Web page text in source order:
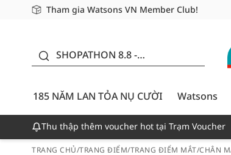
Tham gia Watsons VN Member Club!
Miễn phí giao hàng cho đơn hàng từ
Giao hàng nhanh 24h - Áp dụng khu vực TP.
SHOPATHON 8.8 -
CƯỜI - GIẢM ĐẾN
50%
185 NĂM LAN TỎA NỤ CƯỜI
Watsons
Thu thập thêm voucher hot tại Trạm Voucher
TRANG CHỦ/TRANG ĐIỂM/TRANG ĐIỂM MẮT/CHÂN